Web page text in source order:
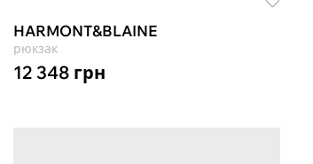
HARMONT&BLAINE
рюкзак
12 348 грн